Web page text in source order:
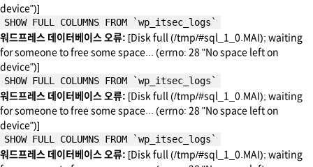
device")]
SHOW FULL COLUMNS FROM `wp_itsec_logs`
워드프레스 데이터베이스 오류: [Disk full (/tmp/#sql_1_0.MAI); waiting
for someone to free some space... (errno: 28 "No space left on
device")]
SHOW FULL COLUMNS FROM `wp_itsec_logs`
워드프레스 데이터베이스 오류: [Disk full (/tmp/#sql_1_0.MAI); waiting
for someone to free some space... (errno: 28 "No space left on
device")]
SHOW FULL COLUMNS FROM `wp_itsec_logs`
워드프레스 데이터베이스 오류: [Disk full (/tmp/#sql_1_0.MAI); waiting